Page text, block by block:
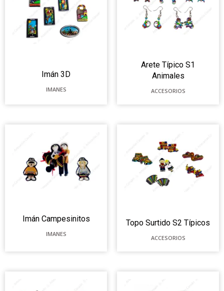
Imán 3D
IMANES
Arete Típico S1
Animales
ACCESORIOS
Imán Campesinitos
IMANES
Topo Surtido S2 Típicos
ACCESORIOS